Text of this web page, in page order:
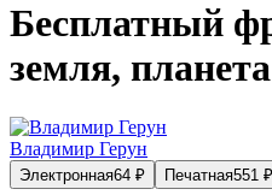
Бесплатный
земля,
Владимир Герун
Электронная64 ₽ Печатная551 ₽